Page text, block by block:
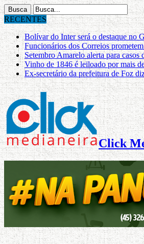
RECENTES
Bolívar do Inter será o destaque no
Funcionários dos Correios
Setembro Amarelo alerta para casos
Vinho de 1846 é leiloado por mais
Ex-secretário da prefeitura de Foz
Click